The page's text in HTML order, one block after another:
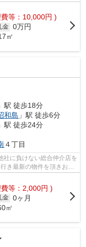
等：10,000円 )
金 0万円
㎡
」駅 徒歩18分
和島 」駅 徒歩6分
」駅 徒歩24分
４丁目
社に負けない総合仲介店を
き最新の物件を頂きお客
等：2,000円 )
金 0ヶ月
㎡